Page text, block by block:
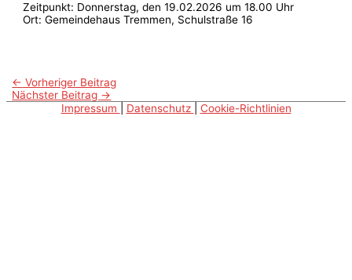
Zeitpunkt: Donnerstag, den 19.02.2026 um 18.00 Uhr
Ort: Gemeindehaus Tremmen, Schulstraße 16
← Vorheriger Beitrag
Nächster Beitrag →
Impressum
Datenschutz Cookie-Richtlinien